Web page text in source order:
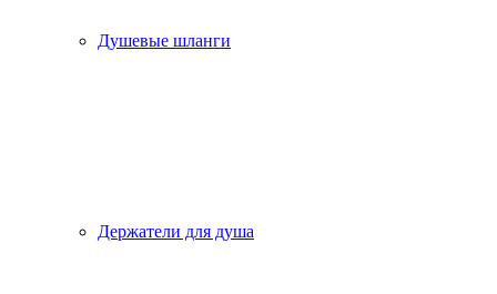
Душевые шланги
Держатели для душа